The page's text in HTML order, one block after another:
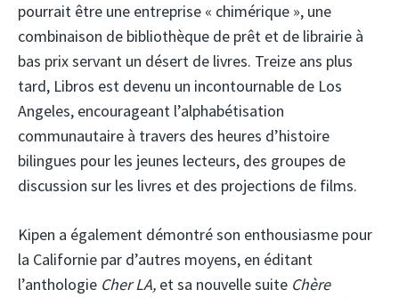
pourrait être une entreprise « chimérique », une
combinaison de bibliothèque de prêt et de librairie à
bas prix servant un désert de livres. Treize ans plus
tard, Libros est devenu un incontournable de Los
Angeles, encourageant l’alphabétisation
communautaire à travers des heures d’histoire
bilingues pour les jeunes lecteurs, des groupes de
discussion sur les livres et des projections de films.
Kipen a également démontré son enthousiasme pour
la Californie par d’autres moyens, en éditant
l’anthologie Cher LA, et sa nouvelle suite Chère